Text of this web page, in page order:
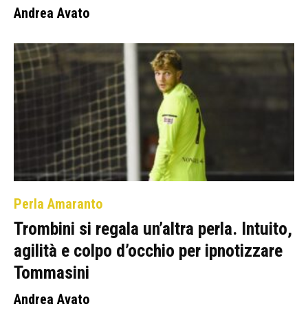
Andrea Avato
Perla Amaranto
Trombini si regala un’altra perla. Intuito,
agilità e colpo d’occhio per ipnotizzare
Tommasini
Andrea Avato